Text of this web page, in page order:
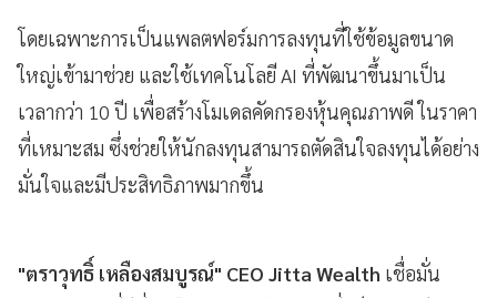
โดยเฉพาะการเป็นแพลตฟอร์มการลงทุนที่ใช้ข้อมูลขนาด
ใหญ่เข้ามาช่วย และใช้เทคโนโลยี AI ที่พัฒนาขึ้นมาเป็น
เวลากว่า 10 ปี เพื่อสร้างโมเดลคัดกรองหุ้นคุณภาพดี ในราคา
ที่เหมาะสม ซึ่งช่วยให้นักลงทุนสามารถตัดสินใจลงทุนได้อย่าง
มั่นใจและมีประสิทธิภาพมากขึ้น
"ตราวุทธิ์ เหลืองสมบูรณ์" CEO Jitta Wealth เชื่อมั่น